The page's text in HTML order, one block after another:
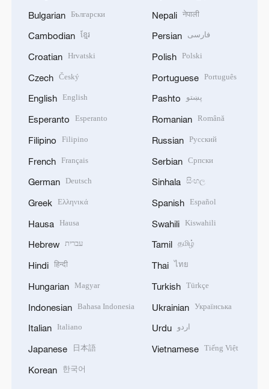
Bulgarian Български
Cambodian ខ្មែរ
Croatian Hrvatski
Czech Český
English English
Esperanto Esperanto
Filipino Filipino
French Français
German Deutsch
Greek Ελληνικά
Hausa Hausa
Hebrew עברית
Hindi हिन्दी
Hungarian Magyar
Indonesian Bahasa Indonesia
Italian Italiano
Japanese 日本語
Korean 한국어
Nepali नेपाली
Persian فارسی
Polish Polski
Portuguese Português
Pashto پښتو
Romanian Română
Russian Русский
Serbian Српски
Sinhala සිංහල
Spanish Español
Swahili Kiswahili
Tamil தமிழ்
Thai ไทย
Turkish Türkçe
Ukrainian Українська
Urdu اردو
Vietnamese Tiếng Việt